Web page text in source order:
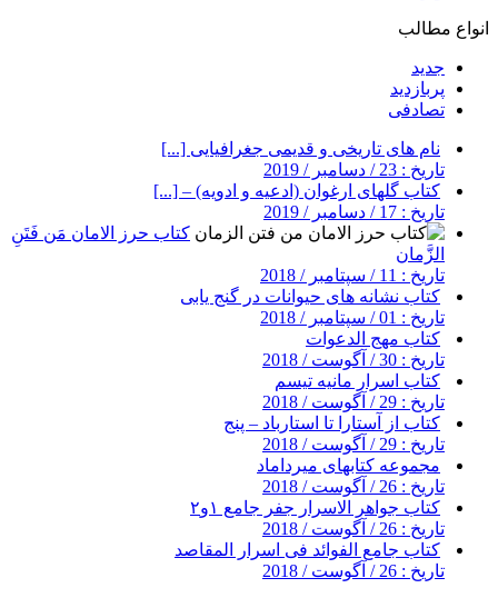
انواع مطالب
جدید
پربازدید
تصادفی
نام های تاریخی و قدیمی جغرافیایی [...]
تاریخ : 23 / دسامبر / 2019
کتاب گلهای ارغوان (ادعیه و ادویه) – [...]
تاریخ : 17 / دسامبر / 2019
کتاب حرز الامان مَن فَتَنِ
الزَّمان
تاریخ : 11 / سپتامبر / 2018
کتاب نشانه های حیوانات در گنج یابی
تاریخ : 01 / سپتامبر / 2018
کتاب مهج الدعوات
تاریخ : 30 / آگوست / 2018
کتاب اسرار مانیه تیسم
تاریخ : 29 / آگوست / 2018
کتاب از آستارا تا استارباد – پنج
تاریخ : 29 / آگوست / 2018
مجموعه کتابهای میرداماد
تاریخ : 26 / آگوست / 2018
کتاب جواهر الاسرار جفر جامع ۱و۲
تاریخ : 26 / آگوست / 2018
کتاب جامع الفوائد فی اسرار المقاصد
تاریخ : 26 / آگوست / 2018